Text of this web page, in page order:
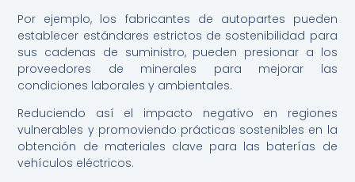
Por ejemplo, los fabricantes de autopartes pueden
establecer estándares estrictos de sostenibilidad para
sus cadenas de suministro, pueden presionar a los
proveedores de minerales para mejorar las
condiciones laborales y ambientales.
Reduciendo así el impacto negativo en regiones
vulnerables y promoviendo prácticas sostenibles en la
obtención de materiales clave para las baterías de
vehículos eléctricos.